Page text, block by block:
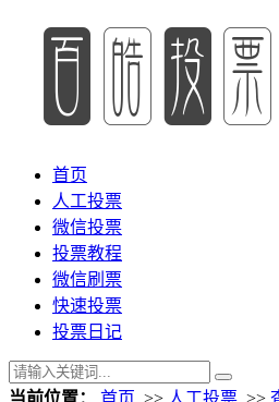
首页
人工投票
微信投票
投票教程
微信刷票
快速投票
投票日记
当前位置： 首页 >> 人工投票 >>